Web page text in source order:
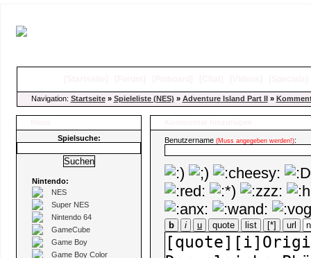
Navigation: Startseite» Spieleliste (NES) » Adventure Island Part II»
Spielsuche:
Nintendo:
NES
Super NES
Nintendo 64
GameCube
Game Boy
Game Boy Color
Benutzername (Muss angegeben werden!):
b i u quote list [*] url